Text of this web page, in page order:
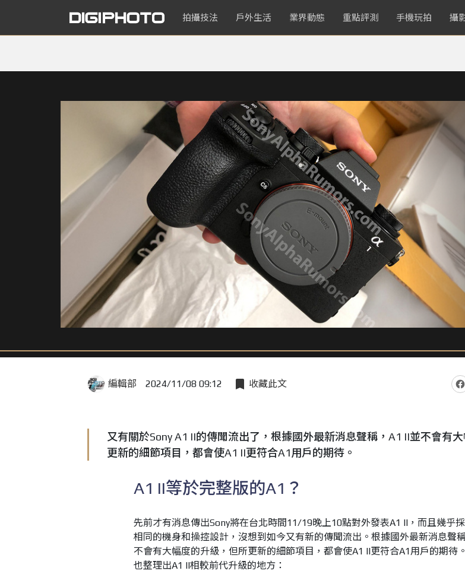
拍攝技法 戶外生活 業界動態 重點評測 手機玩拍 攝
編輯部 2024/11/08 09:12 收藏此文
又有關於Sony A1 II的傳聞流出了，根據國外最新消息聲稱，A1 II並不會有
更新的細節項目，都會使A1 II更符合A1用戶的期待。
A1 II等於完整版的A1？
先前才有消息傳出Sony將在台北時間11/19晚上10點對外發表A1 II，而且幾乎
相同的機身和操控設計，沒想到如今又有新的傳聞流出。根據國外最新消息聲
不會有大幅度的升級，但所更新的細節項目，都會使A1 II更符合A1用戶的期待
也整理出A1 II相較前代升級的地方：